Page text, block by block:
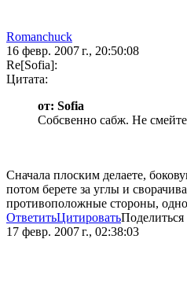
Romanchuck
16 февр. 2007 г., 20:50:08
Re[Sofia]:
Цитата:
от: Sofia
Собсвенно сабж. Не
Сначала плоским делаете,
потом берете за углы и
противоположные стороны,
ОтветитьЦитироватьПоделиться
17 февр. 2007 г., 02:38:03